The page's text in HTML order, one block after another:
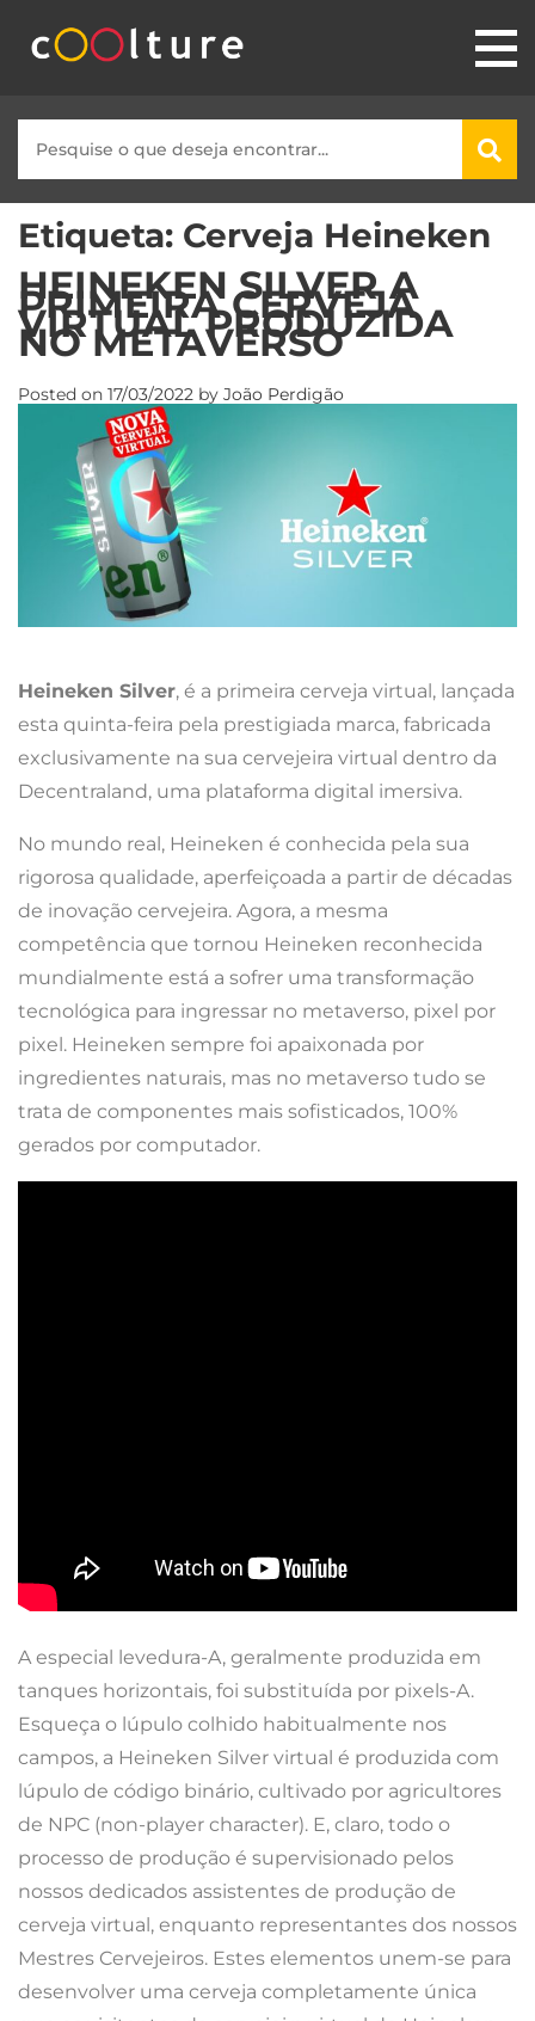
Etiqueta: Cerveja Heineken
HEINEKEN SILVER A
PRIMEIRA CERVEJA
VIRTUAL PRODUZIDA
NO METAVERSO
Posted on 17/03/2022 by João Perdigão
Heineken Silver, é a primeira cerveja virtual, lançada
esta quinta-feira pela prestigiada marca, fabricada
exclusivamente na sua cervejeira virtual dentro da
Decentraland, uma plataforma digital imersiva.
No mundo real, Heineken é conhecida pela sua
rigorosa qualidade, aperfeiçoada a partir de décadas
de inovação cervejeira. Agora, a mesma
competência que tornou Heineken reconhecida
mundialmente está a sofrer uma transformação
tecnológica para ingressar no metaverso, pixel por
pixel. Heineken sempre foi apaixonada por
ingredientes naturais, mas no metaverso tudo se
trata de componentes mais sofisticados, 100%
gerados por computador.
A especial levedura-A, geralmente produzida em
tanques horizontais, foi substituída por pixels-A.
Esqueça o lúpulo colhido habitualmente nos
campos, a Heineken Silver virtual é produzida com
lúpulo de código binário, cultivado por agricultores
de NPC (non-player character). E, claro, todo o
processo de produção é supervisionado pelos
nossos dedicados assistentes de produção de
cerveja virtual, enquanto representantes dos nossos
Mestres Cervejeiros. Estes elementos unem-se para
desenvolver uma cerveja completamente única